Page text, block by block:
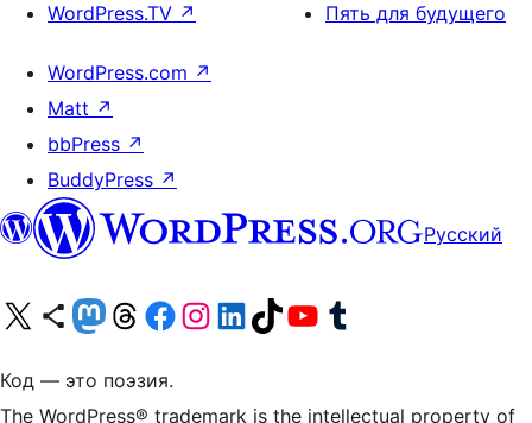
WordPress.TV ↗
Пять для будущего
WordPress.com ↗
Matt ↗
bbPress ↗
BuddyPress ↗
Русский
Посетите нас в X (ранее Twitter)
Посетите нашу учётную запись в Bluesky
Посетите нашу ленту в Mastodon
Посетите нашу учётную запись в Threads
Посетите нашу страницу на Facebook
Посетите наш Instagram
Посетите нашу страницу в LinkedIn
Посетите нашу учётную запись в TikTok
Посетите наш канал YouTube
Посетите нашу учётную запись в Tumblr
Код — это поэзия.
The WordPress® trademark is the intellectual property of